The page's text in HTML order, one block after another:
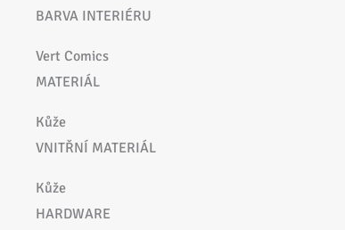
BARVA INTERIÉRU
Vert Comics
MATERIÁL
Kůže
VNITŘNÍ MATERIÁL
Kůže
HARDWARE